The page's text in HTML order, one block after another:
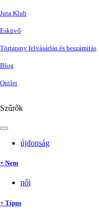
Juta Klub
Esküvő
Törtarany felvásárlás és beszámítás
Blog
Outlet
Szűrők
újdonság
+ Nem
női
+ Típus